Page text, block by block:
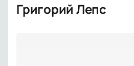
Григорий Лепс